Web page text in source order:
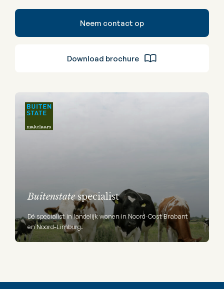
Neem contact op
Download brochure
Buitenstatespecialist
Dé specialist in landelijk wonen in Noord-Oost Brabant
en Noord-Limburg.